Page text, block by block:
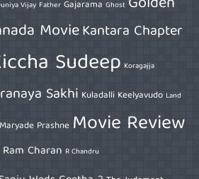
Vijay Father Gajarama Ghost
MovieKantara Chapter
Sudeep Koragajja
Sakhi Kuladalli Keelyavudo Land
Maryade Prashne Movie Review
Ram Charan R Chandru